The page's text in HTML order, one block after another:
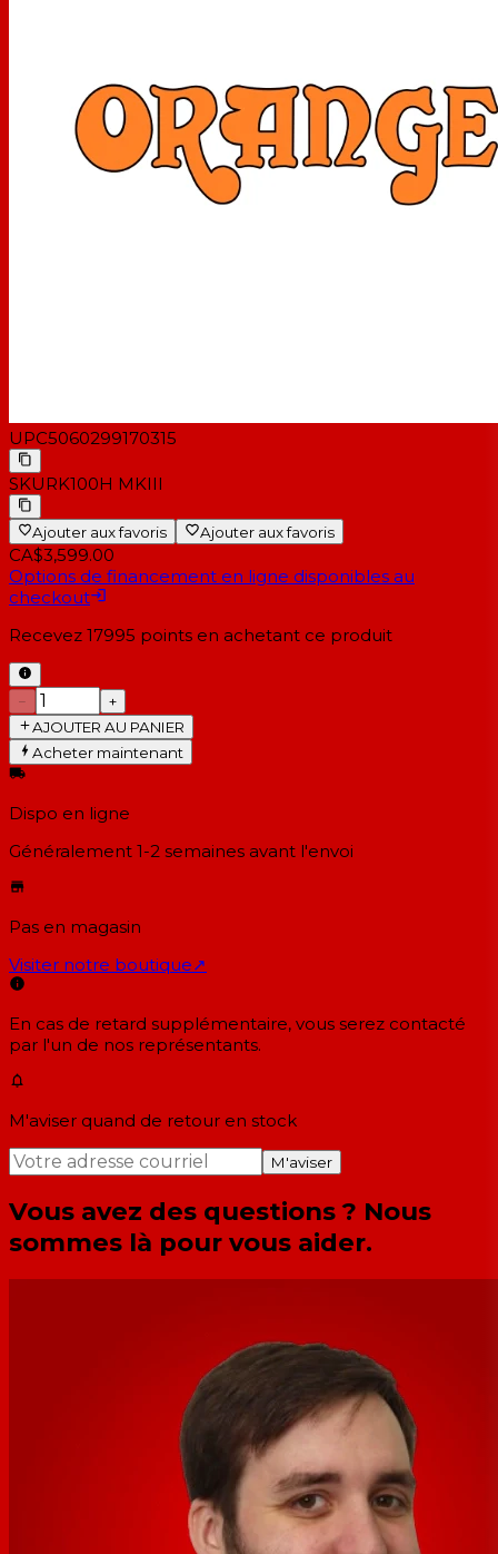
UPC5060299170315
SKURK100H MKIII
Ajouter aux favoris Ajouter aux favoris
CA$3,599.00
Options de financement en ligne disponibles au
checkout
Recevez 17995 points en achetant ce produit
−
+
AJOUTER AU PANIER
Acheter maintenant
Dispo en ligne
Généralement 1-2 semaines avant l'envoi
Pas en magasin
Visiter notre boutique↗
En cas de retard supplémentaire, vous serez contacté
par l'un de nos représentants.
M'aviser quand de retour en stock
M'aviser
Vous avez des questions ? Nous
sommes là pour vous aider.